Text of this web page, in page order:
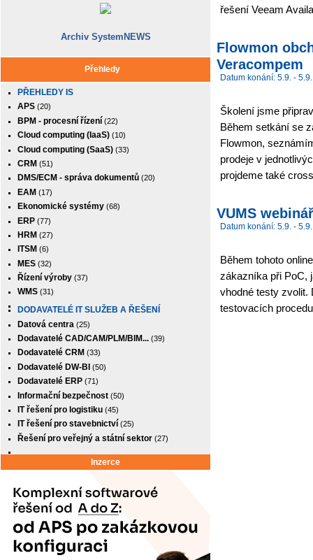
Archiv SystemNEWS
Přehledy
PŘEHLEDY IS
APS (20)
BPM - procesní řízení (22)
Cloud computing (IaaS) (10)
Cloud computing (SaaS) (33)
CRM (51)
DMS/ECM - správa dokumentů (20)
EAM (17)
Ekonomické systémy (68)
ERP (77)
HRM (27)
ITSM (6)
MES (32)
Řízení výroby (37)
WMS (31)
DODAVATELÉ IT SLUŽEB A ŘEŠENÍ
Datová centra (25)
Dodavatelé CAD/CAM/PLM/BIM... (39)
Dodavatelé CRM (33)
Dodavatelé DW-BI (50)
Dodavatelé ERP (71)
Informační bezpečnost (50)
IT řešení pro logistiku (45)
IT řešení pro stavebnictví (25)
Řešení pro veřejný a státní sektor (27)
Inzerce
řešení Veeam
Flowmon
Veracompem
Datum konání: 5.9. - 5.9.
Školení jsme
Během setkání se
Flowmon,
prodeje v
projdeme také
VUMS
Datum konání: 5.9. - 5.9.
Během tohoto
zákazníka při PoC,
vhodné testy zvolit.
testovacích